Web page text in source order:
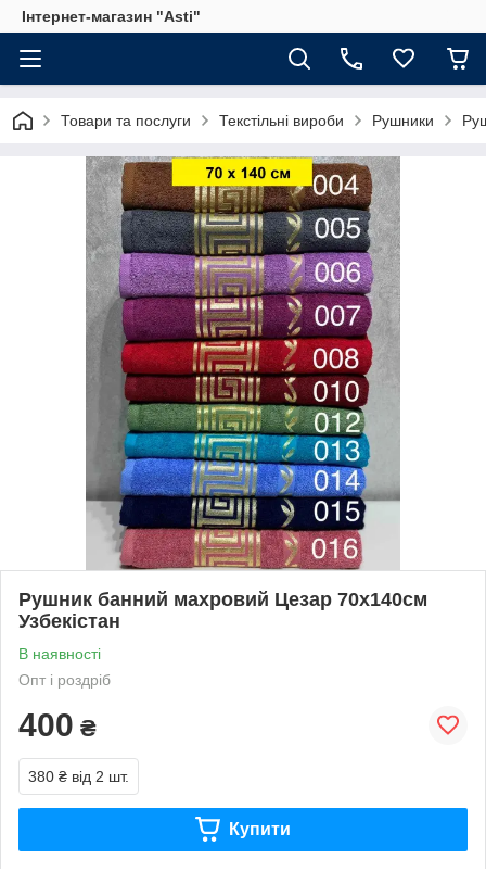
Інтернет-магазин "Asti"
Товари та послуги Текстільні вироби Рушники
Рушник банний махровий Цезар 70х140см
Узбекістан
В наявності
Опт і роздріб
400 ₴
380 ₴ від 2 шт.
Купити